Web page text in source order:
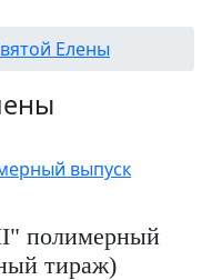
Елены
выпуск
полимерный
тираж)